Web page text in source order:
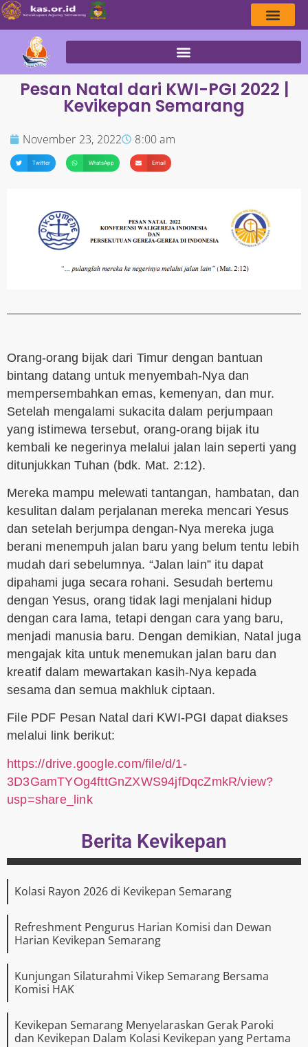
Pesan Natal dari KWI-PGI 2022 |
Kevikepan Semarang
November 23, 2022 8:00 am
Twitter WhatsApp Email
Orang-orang bijak dari Timur dengan bantuan
bintang datang untuk menyembah-Nya dan
mempersembahkan emas, kemenyan, dan mur.
Setelah mengalami sukacita dalam perjumpaan
yang istimewa tersebut, orang-orang bijak itu
kembali ke negerinya melalui jalan lain seperti yang
ditunjukkan Tuhan (bdk. Mat. 2:12).
Mereka mampu melewati tantangan, hambatan, dan
kesulitan dalam perjalanan mereka mencari Yesus
dan setelah berjumpa dengan-Nya mereka juga
berani menempuh jalan baru yang belum tentu lebih
mudah dari sebelumnya. “Jalan lain” itu dapat
dipahami juga secara rohani. Sesudah bertemu
dengan Yesus, orang tidak lagi menjalani hidup
dengan cara lama, tetapi dengan cara yang baru,
menjadi manusia baru. Dengan demikian, Natal juga
mengajak kita untuk menemukan jalan baru dan
kreatif dalam mewartakan kasih-Nya kepada
sesama dan semua makhluk ciptaan.
File PDF Pesan Natal dari KWI-PGI dapat diakses
melalui link berikut:
https://drive.google.com/file/d/1-
3D3GamTYOg4fttGnZXWS94jfDqcZmkR/view?
usp=share_link
Berita Kevikepan
Kolasi Rayon 2026 di Kevikepan Semarang
Refreshment Pengurus Harian Komisi dan Dewan
Harian Kevikepan Semarang
Kunjungan Silaturahmi Vikep Semarang Bersama
Komisi HAK
Kevikepan Semarang Menyelaraskan Gerak Paroki
dan Kevikepan Dalam Kolasi Kevikepan yang Pertama